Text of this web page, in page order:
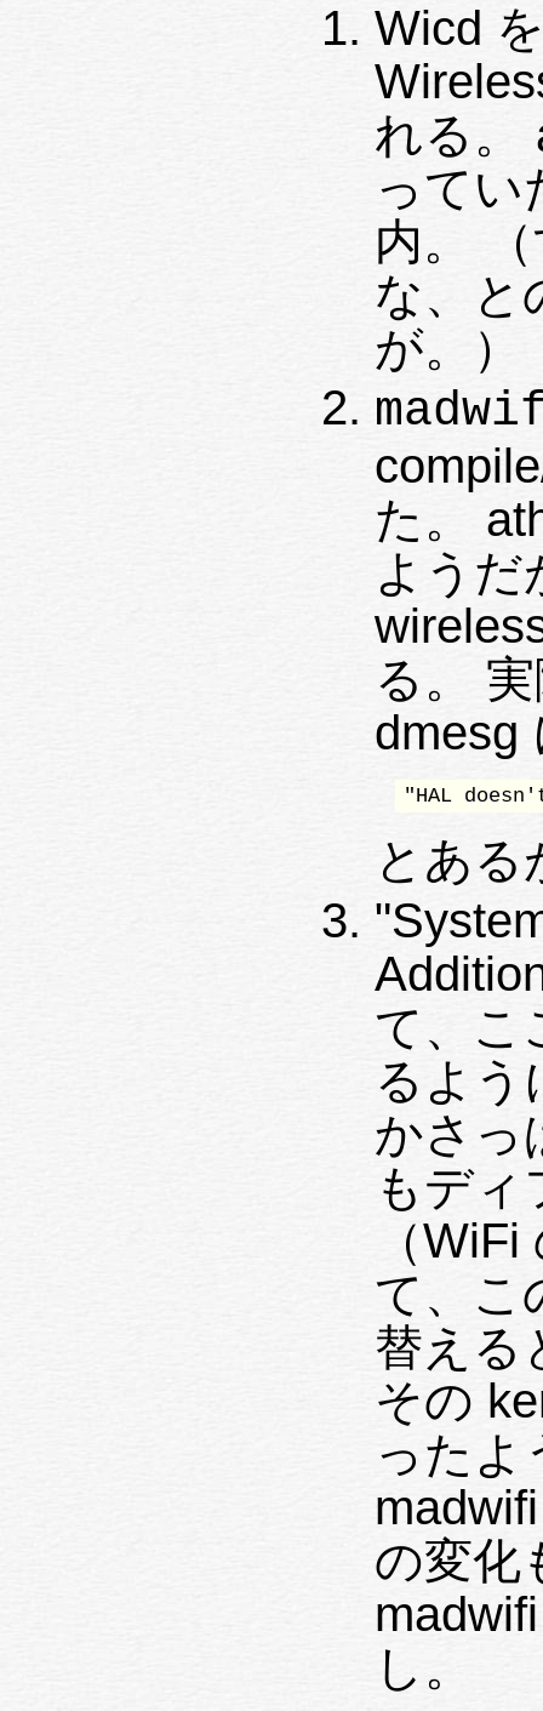
Wicd
れる。
ってい
内。
な、と
が。）
た。
ようだ
る。
dmesg
"HAL
とある
て、こ
るよう
かさっ
もディ
（
て、こ
替える
その
ったよ
の変化
し。